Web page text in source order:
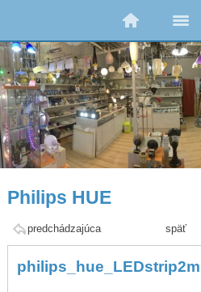
Philips HUE
predchádzajúca späť